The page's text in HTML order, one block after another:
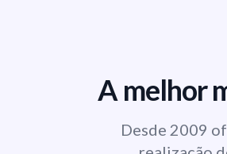
A melhor
Desde 2009